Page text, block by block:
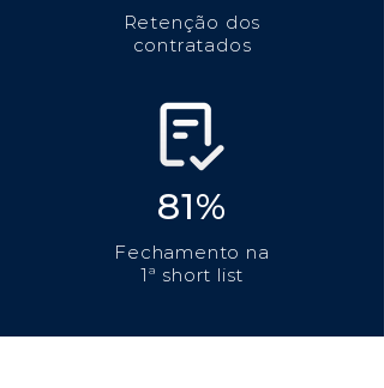
Retenção dos
contratados
81%
Fechamento na
1ª short list